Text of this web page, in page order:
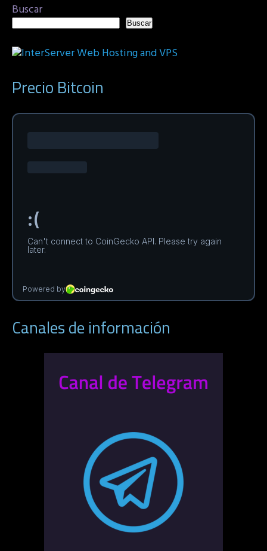
Buscar
Buscar
Precio Bitcoin
Canales de información